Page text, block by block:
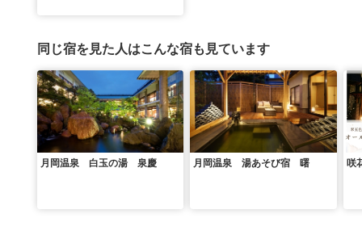
同じ宿を見た人はこんな宿も見ています
月岡温泉 白玉の湯 泉慶 月岡温泉 湯あそび宿 曙 咲